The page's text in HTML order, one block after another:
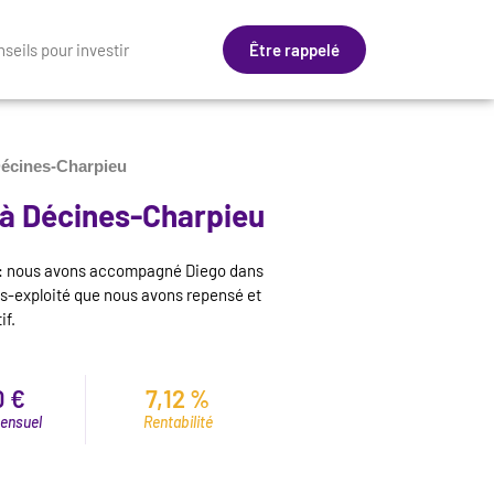
pour investir Être rappelé
Charpieu
Décines-Charpieu
avons accompagné Diego dans
exploité que nous avons repensé et
€ 7,12 %
Rentabilité